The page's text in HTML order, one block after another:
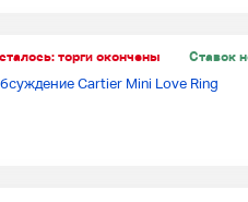
торги окончены Ставок
Cartier Mini Love Ring